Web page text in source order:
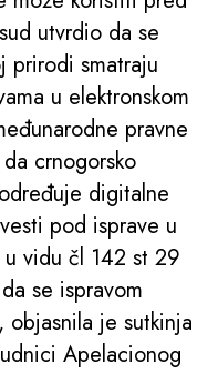
utvrdio da se
prirodi smatraju
u elektronskom
pravne
crnogorsko
digitalne
pod isprave u
vidu čl 142 st 29
se ispravom
objasnila je sutkinja
Apelacionog